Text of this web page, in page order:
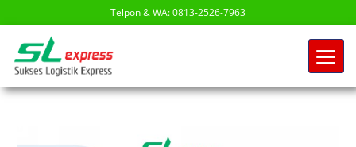
Telpon & WA: 0813-2526-7963